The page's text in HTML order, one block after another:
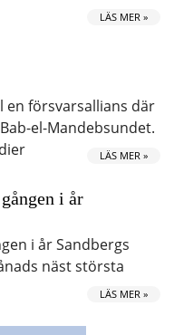
LÄS MER »
försvarsallians där
el-Mandebsundet.
LÄS MER »
i år
i år Sandbergs
näst största
LÄS MER »